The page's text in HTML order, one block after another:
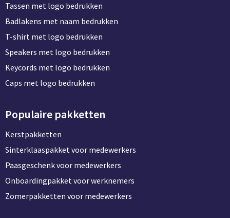
Tassen met logo bedrukken
Badlakens met naam bedrukken
T-shirt met logo bedrukken
Speakers met logo bedrukken
Keycords met logo bedrukken
Caps met logo bedrukken
Populaire pakketten
Kerstpakketten
Sinterklaaspakket voor medewerkers
Paasgeschenk voor medewerkers
Onboardingpakket voor werknemers
Zomerpakketten voor medewerkers